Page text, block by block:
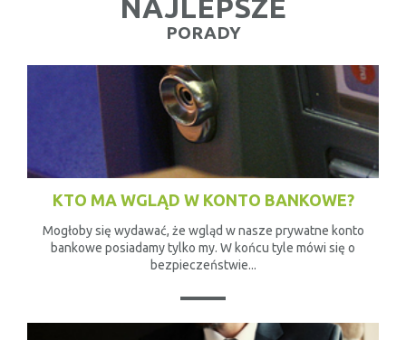
NAJLEPSZE
PORADY
KTO MA WGLĄD W KONTO BANKOWE?
Mogłoby się wydawać, że wgląd w nasze prywatne konto
bankowe posiadamy tylko my. W końcu tyle mówi się o
bezpieczeństwie...